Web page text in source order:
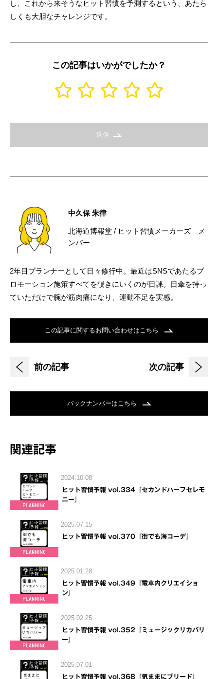
し、これから来そうなヒット習慣を予測するという、あたら
しくも大胆なチャレンジです。
この記事はいかがでしたか？
送信
中久保 朱律
北海道博報堂 / ヒット習慣メーカーズ メ
ンバー
2年目プランナーとして日々修行中。最近はSNSであたるプ
ロモーション施策すべてを覗きにいくのが日課。日傘を持っ
ていただけで腕が筋肉痛になり、運動不足を実感。
この記事に関するお問い合わせはこちら
前の記事 次の記事
バックナンバーはこちら
関連記事
2024.10.08
ヒット習慣予報 vol.334『セカンドハーフセレモ
ニー』
2025.07.15
ヒット習慣予報 vol.370『街でも海コーデ』
2025.01.28
ヒット習慣予報 vol.349『電車内クリエイショ
ン』
2025.02.25
ヒット習慣予報 vol.352『ミュージックリカバリ
ー』
2025.07.01
ヒット習慣予報 vol.368『気ままにブリード』